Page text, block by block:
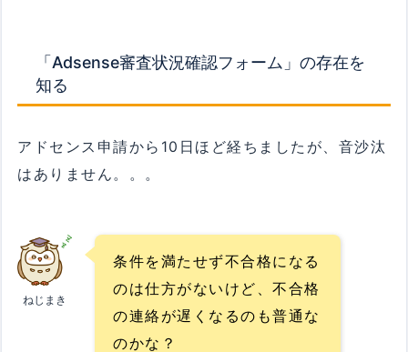
「Adsense審査状況確認フォーム」の存在を
知る
アドセンス申請から10日ほど経ちましたが、音沙汰
はありません。。。
ねじまき
条件を満たせず不合格になる
のは仕方がないけど、不合格
の連絡が遅くなるのも普通な
のかな？